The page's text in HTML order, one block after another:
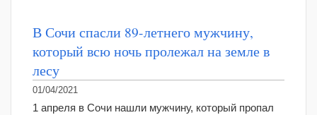
В Сочи спасли 89-летнего мужчину,
который всю ночь пролежал на земле в
лесу
01/04/2021
1 апреля в Сочи нашли мужчину, который пропал